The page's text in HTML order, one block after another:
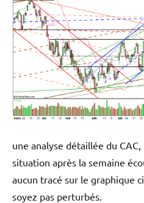
une analyse détaillée du
situation après la semaine
aucun tracé sur le graphique
soyez pas perturbés.